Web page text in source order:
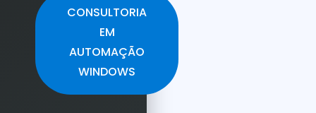
CONSULTORIA
EM
AUTOMAÇÃO
WINDOWS